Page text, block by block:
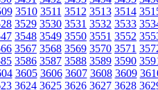
3510 3511 3512 3513 3514
3529 3530 3531 3532 3533
3548 3549 3550 3551 3552
3567 3568 3569 3570 3571
3586 3587 3588 3589 3590
3605 3606 3607 3608 3609
3624 3625 3626 3627 3628